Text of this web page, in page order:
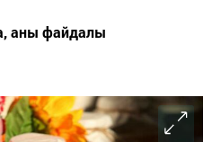
аны файдалы